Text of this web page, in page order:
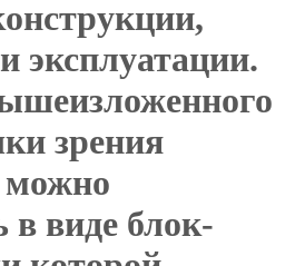
эксплуатации.
зрения
можно
в виде блок-